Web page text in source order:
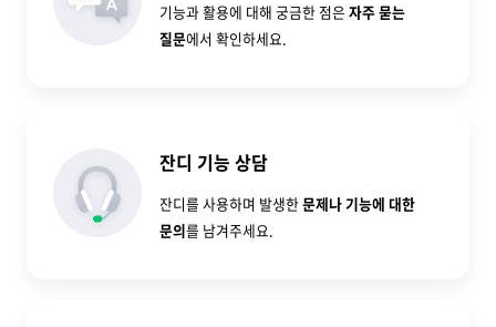
기능과 활용에 대해 궁금한 점은 자주 묻는
질문에서 확인하세요.
잔디 기능 상담
잔디를 사용하며 발생한문제나 기능에 대한
문의를 남겨주세요.